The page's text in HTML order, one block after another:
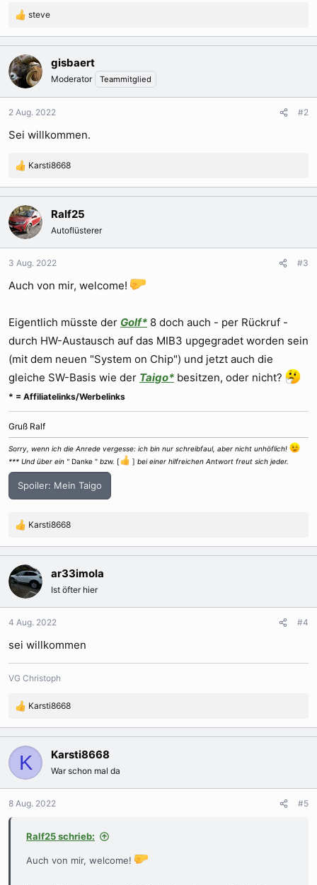
R
a
k
t
i
o
n
n
steve
gisbaert
Moderator Teammitglied
2 Aug. 2022 #2
Sei willkommen.
R
a
k
t
i
o
n
n
Karsti8668
Ralf25
Autoflüsterer
3 Aug. 2022 #3
Auch von mir, welcome!
Eigentlich müsste der Golf* 8 doch auch - per Rückruf -
durch HW-Austausch auf das MIB3 upgegradet worden sein
(mit dem neuen "System on Chip") und jetzt auch die
gleiche SW-Basis wie der Taigo* besitzen, oder nicht?
* = Affiliatelinks/Werbelinks
Gruß Ralf
Sorry, wenn ich die Anrede vergesse: ich bin nur schreibfaul, aber nicht unhöflich!
*** Und über ein " Danke " bzw. [ ] bei einer hilfreichen Antwort freut sich jeder.
Spoiler: Mein Taigo
R
a
k
t
i
o
n
n
Karsti8668
ar33imola
Ist öfter hier
4 Aug. 2022 #4
sei willkommen
VG Christoph
R
a
k
i
o
n
Karsti8668
K Karsti8668
War schon mal da
8 Aug. 2022 #5
Ralf25 schrieb:
Auch von mir, welcome!